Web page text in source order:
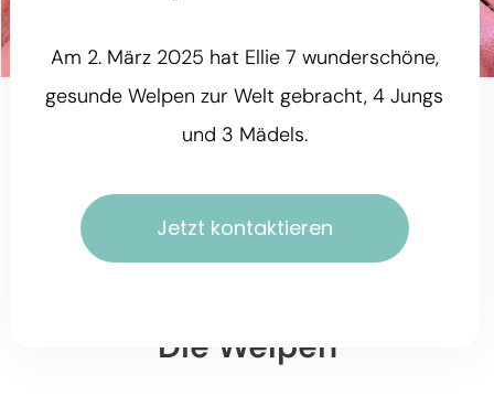
Am 2. März 2025 hat Ellie 7 wunderschöne,
gesunde Welpen zur Welt gebracht, 4 Jungs
und 3 Mädels.
Jetzt kontaktieren
Die Welpen